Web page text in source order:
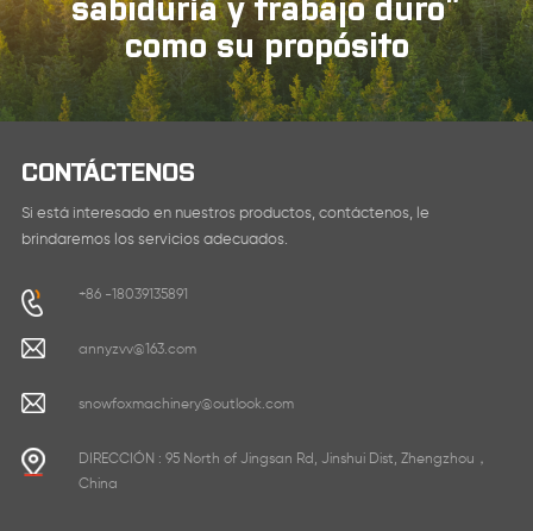
como su propósito
CONTÁCTENOS
Si está interesado en nuestros productos, contáctenos, le
brindaremos los servicios adecuados.
+86 -18039135891
annyzvv@163.com
snowfoxmachinery@outlook.com
DIRECCIÓN : 95 North of Jingsan Rd, Jinshui Dist, Zhengzhou，
China